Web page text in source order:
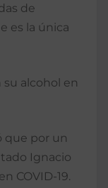
de
es la única
su alcohol en
que por un
Ignacio
COVID-19.